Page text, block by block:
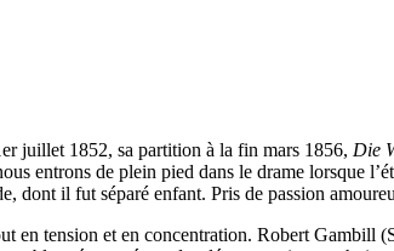
juillet 1852, sa partition à la fin mars 1856, Die
entrons de plein pied dans le drame lorsque
dont il fut séparé enfant. Pris de passion
en tension et en concentration. Robert Gambill